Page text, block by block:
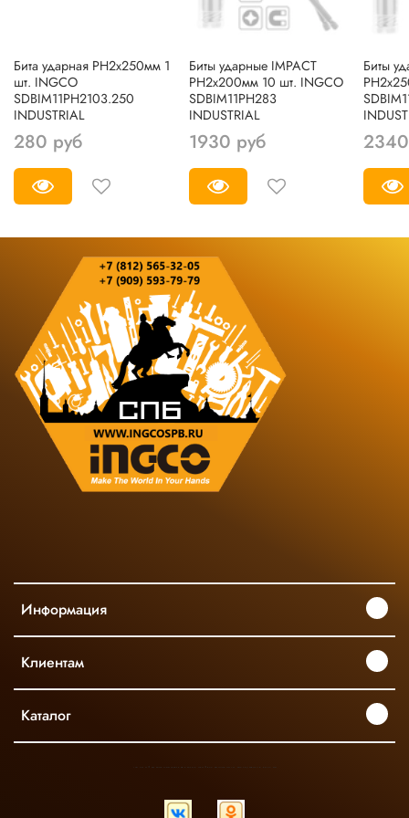
Бита ударная PH2х250мм 1
шт. INGCO
SDBIM11PH2103.250
INDUSTRIAL
280 руб
Биты ударные IMPACT
РН2х200мм 10 шт. INGCO
SDBIM11PH283
INDUSTRIAL
1930 руб
Биты
Информация
Клиентам
Каталог